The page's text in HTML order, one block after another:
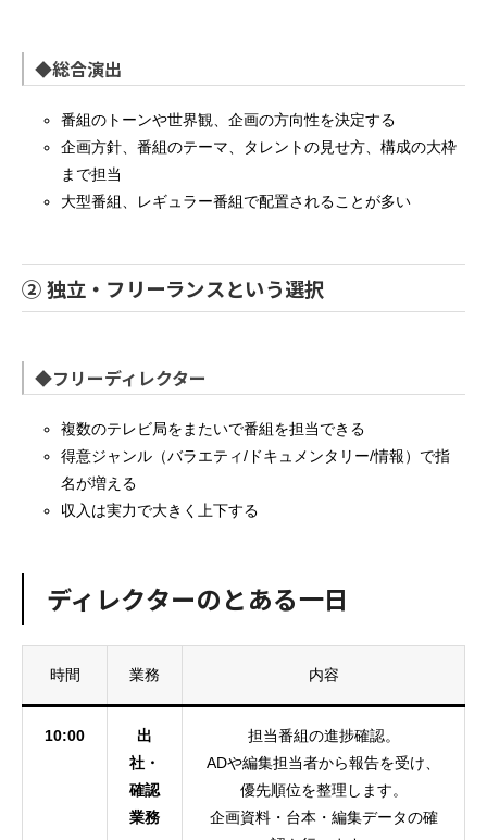
◆総合演出
番組のトーンや世界観、企画の方向性を決定する
企画方針、番組のテーマ、タレントの見せ方、構成の大枠
まで担当
大型番組、レギュラー番組で配置されることが多い
② 独立・フリーランスという選択
◆フリーディレクター
複数のテレビ局をまたいで番組を担当できる
得意ジャンル（バラエティ/ドキュメンタリー/情報）で指
名が増える
収入は実力で大きく上下する
ディレクターのとある一日
時間 業務 内容
10:00
出
社・
確認
業務
担当番組の進捗確認。
ADや編集担当者から報告を受け、
優先順位を整理します。
企画資料・台本・編集データの確